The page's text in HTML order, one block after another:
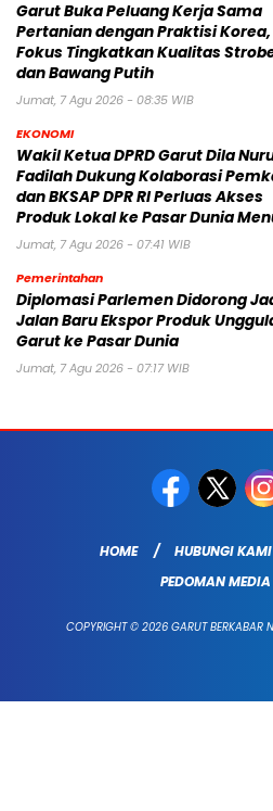
Garut Buka Peluang Kerja Sama
Pertanian dengan Praktisi Korea,
Fokus Tingkatkan Kualitas
dan Bawang Putih
Jumat, 7 Agu 2026 - 08:35 WIB
EKONOMI
Wakil Ketua DPRD Garut Dila
Fadilah Dukung Kolaborasi
dan BKSAP DPR RI Perluas Akses
Produk Lokal ke Pasar Dunia
Jumat, 7 Agu 2026 - 07:41 WIB
Pemerintahan
Diplomasi Parlemen Didorong
Jalan Baru Ekspor Produk
Garut ke Pasar Dunia
Jumat, 7 Agu 2026 - 07:17 WIB
HOME HUBUNGI KAMI
PEDOMAN MEDIA
COPYRIGHT © 2026 GARUT BERKABAR